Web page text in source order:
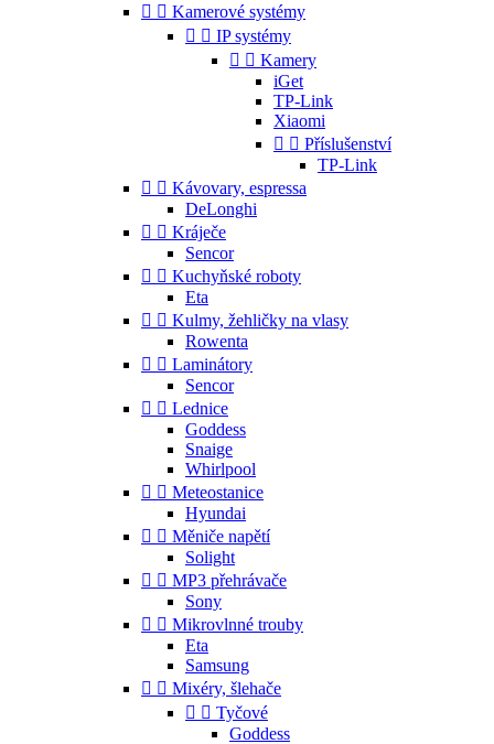
  Kamerové systémy
  IP systémy
  Kamery
iGet
TP-Link
Xiaomi
  Příslušenství
TP-Link
  Kávovary, espressa
DeLonghi
  Kráječe
Sencor
  Kuchyňské roboty
Eta
  Kulmy, žehličky na vlasy
Rowenta
  Laminátory
Sencor
  Lednice
Goddess
Snaige
Whirlpool
  Meteostanice
Hyundai
  Měniče napětí
Solight
  MP3 přehrávače
Sony
  Mikrovlnné trouby
Eta
Samsung
  Mixéry, šlehače
  Tyčové
Goddess